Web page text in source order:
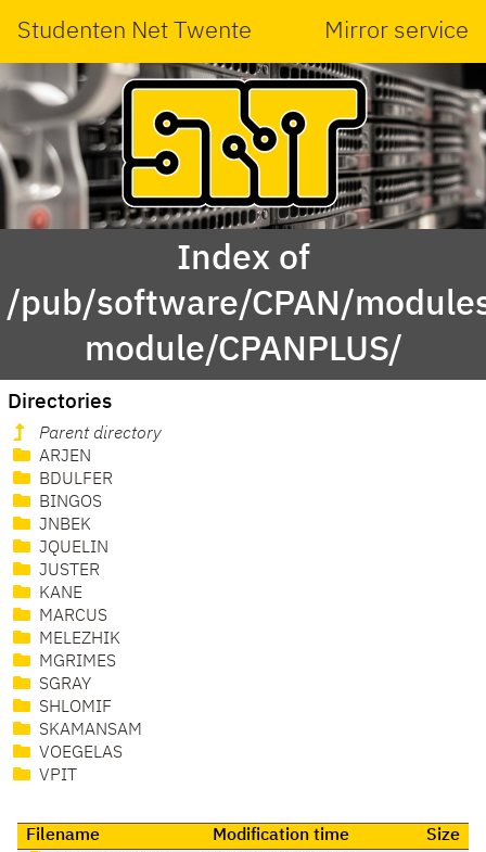
Studenten Net Twente Mirror service
Index of
/pub/software/CPAN/
module/CPANPLUS/
Directories
Parent directory
ARJEN
BDULFER
BINGOS
JNBEK
JQUELIN
JUSTER
KANE
MARCUS
MELEZHIK
MGRIMES
SGRAY
SHLOMIF
SKAMANSAM
VOEGELAS
VPIT
Filename Modification time
Size